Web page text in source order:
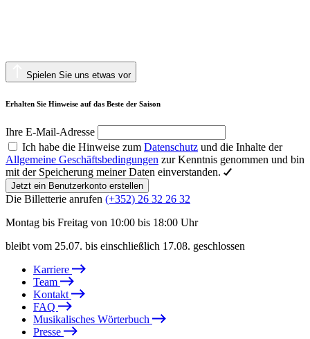
Spielen Sie uns etwas vor
Erhalten Sie Hinweise auf das Beste der Saison
Ihre E-Mail-Adresse
Ich habe die Hinweise zum Datenschutz und die Inhalte der
Allgemeine Geschäftsbedingungen zur Kenntnis genommen und bin
mit der Speicherung meiner Daten einverstanden.
Jetzt ein Benutzerkonto erstellen
Die Billetterie anrufen (+352) 26 32 26 32
Montag bis Freitag von 10:00 bis 18:00 Uhr
bleibt vom 25.07. bis einschließlich 17.08. geschlossen
Karriere
Team
Kontakt
FAQ
Musikalisches Wörterbuch
Presse